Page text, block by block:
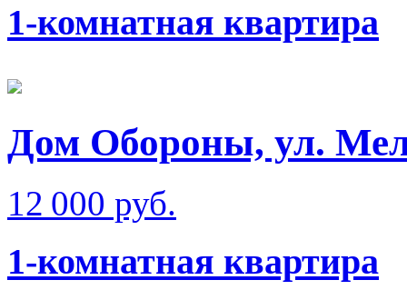
1-комнатная квартира
Дом Обороны, ул.
12 000 руб.
1-комнатная квартира